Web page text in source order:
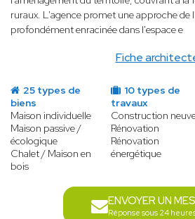
Fiche
ruraux. L'agence promet une approche de
profondément enracinée dans l'espace e
25 types de
biens
Maison individuelle
Maison passive /
écologique
Chalet / Maison en
bois
10 types de
travaux
Construction
Rénovation
Rénovation
énergétique
ENVOYER UN
Réponse sous 24